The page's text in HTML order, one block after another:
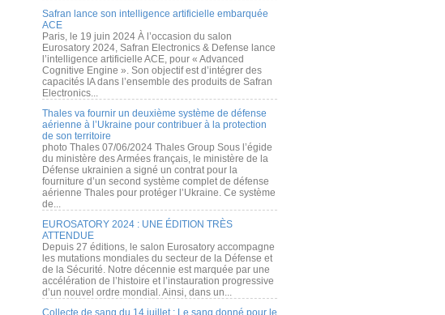
Safran lance son intelligence artificielle embarquée
ACE
Paris, le 19 juin 2024 À l’occasion du salon
Eurosatory 2024, Safran Electronics & Defense lance
l’intelligence artificielle ACE, pour « Advanced
Cognitive Engine ». Son objectif est d’intégrer des
capacités IA dans l’ensemble des produits de Safran
Electronics...
Thales va fournir un deuxième système de défense
aérienne à l’Ukraine pour contribuer à la protection
de son territoire
photo Thales 07/06/2024 Thales Group Sous l’égide
du ministère des Armées français, le ministère de la
Défense ukrainien a signé un contrat pour la
fourniture d’un second système complet de défense
aérienne Thales pour protéger l’Ukraine. Ce système
de...
EUROSATORY 2024 : UNE ÉDITION TRÈS
ATTENDUE
Depuis 27 éditions, le salon Eurosatory accompagne
les mutations mondiales du secteur de la Défense et
de la Sécurité. Notre décennie est marquée par une
accélération de l’histoire et l’instauration progressive
d’un nouvel ordre mondial. Ainsi, dans un...
Collecte de sang du 14 juillet : Le sang donné pour le